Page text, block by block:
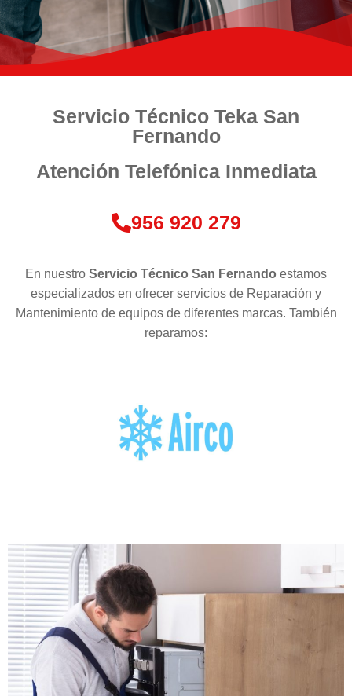
Servicio Técnico Teka San
Fernando
Atención Telefónica Inmediata
956 920 279
En nuestro Servicio Técnico San Fernando estamos
especializados en ofrecer servicios de Reparación y
Mantenimiento de equipos de diferentes marcas. También
reparamos: